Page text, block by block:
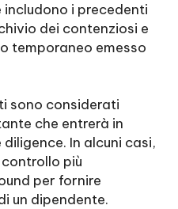
i precedenti
dei contenziosi e
temporaneo emesso
sono considerati
che entrerà in
In alcuni casi,
più
per fornire
un dipendente.